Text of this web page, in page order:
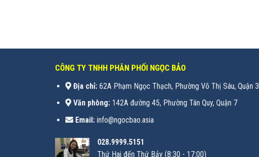
CÔNG TY TNHH PHÂN PHỐI NGỌC BẢO
Địa chỉ:62A Phạm Ngọc Thạch, Phường Võ Thị Sáu, Quận 3
Văn phòng:142A đường 45, Phường Tân Quy, Quận 7
Email:info@ngocbao.asia
028.9999.5151
Thứ Hai đến Thứ Bảy (8:30 - 17:00)